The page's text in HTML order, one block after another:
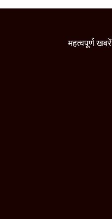
महत्वपूर्ण खबरें